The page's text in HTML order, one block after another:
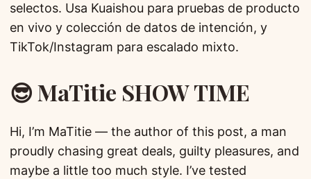
selectos. Usa Kuaishou para pruebas de producto
en vivo y colección de datos de intención, y
TikTok/Instagram para escalado mixto.
😎 MaTitie SHOW TIME
Hi, I’m MaTitie — the author of this post, a man
proudly chasing great deals, guilty pleasures, and
maybe a little too much style. I’ve tested